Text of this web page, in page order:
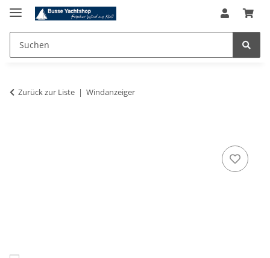
Zurück zur Liste Windanzeiger